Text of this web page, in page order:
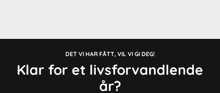
DET VI HAR FÅTT, VIL VI GI DEG!
Klar for et livsforvandlende
år?